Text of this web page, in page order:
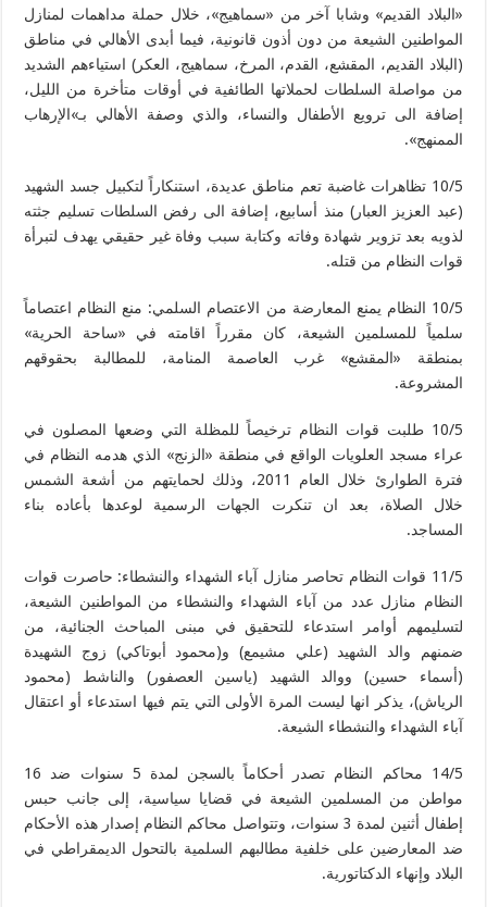
«البلاد القديم» وشابا آخر من «سماهيج»، خلال حملة مداهمات لمنازل
المواطنين الشيعة من دون أذون قانونية، فيما أبدى الأهالي في مناطق
(البلاد القديم، المقشع، القدم، المرخ، سماهيج، العكر) استياءهم الشديد
من مواصلة السلطات لحملاتها الطائفية في أوقات متأخرة من الليل،
إضافة الى ترويع الأطفال والنساء، والذي وصفة الأهالي بـ»الإرهاب
الممنهج».
10/5 تظاهرات غاضبة تعم مناطق عديدة، استنكاراً لتكبيل جسد الشهيد
(عبد العزيز العبار) منذ أسابيع، إضافة الى رفض السلطات تسليم جثته
لذويه بعد تزوير شهادة وفاته وكتابة سبب وفاة غير حقيقي يهدف لتبرأة
قوات النظام من قتله.
10/5 النظام يمنع المعارضة من الاعتصام السلمي: منع النظام اعتصاماً
سلمياً للمسلمين الشيعة، كان مقرراً اقامته في «ساحة الحرية»
بمنطقة «المقشع» غرب العاصمة المنامة، للمطالبة بحقوقهم
المشروعة.
10/5 طلبت قوات النظام ترخيصاً للمظلة التي وضعها المصلون في
عراء مسجد العلويات الواقع في منطقة «الزنج» الذي هدمه النظام في
فترة الطوارئ خلال العام 2011، وذلك لحمايتهم من أشعة الشمس
خلال الصلاة، بعد ان تنكرت الجهات الرسمية لوعدها بأعاده بناء
المساجد.
11/5 قوات النظام تحاصر منازل آباء الشهداء والنشطاء: حاصرت قوات
النظام منازل عدد من آباء الشهداء والنشطاء من المواطنين الشيعة،
لتسليمهم أوامر استدعاء للتحقيق في مبنى المباحث الجنائية، من
ضمنهم والد الشهيد (علي مشيمع) و(محمود أبوتاكي) زوج الشهيدة
(أسماء حسين) ووالد الشهيد (ياسين العصفور) والناشط (محمود
الرياش)، يذكر انها ليست المرة الأولى التي يتم فيها استدعاء أو اعتقال
آباء الشهداء والنشطاء الشيعة.
14/5 محاكم النظام تصدر أحكاماً بالسجن لمدة 5 سنوات ضد 16
مواطن من المسلمين الشيعة في قضايا سياسية، إلى جانب حبس
إطفال أثنين لمدة 3 سنوات، وتتواصل محاكم النظام إصدار هذه الأحكام
ضد المعارضين على خلفية مطالبهم السلمية بالتحول الديمقراطي في
البلاد وإنهاء الدكتاتورية.